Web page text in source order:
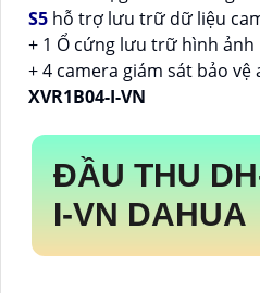
S5 hỗ trợ lưu trữ dữ liệu
+ 1 Ổ cứng lưu trữ hình ảnh
+ 4 camera giám sát bảo
XVR1B04-I-VN
ĐẦU THU
I-VN DAHUA